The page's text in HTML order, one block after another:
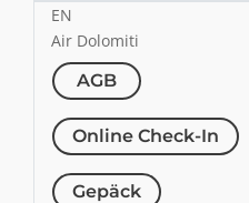
EN
Air Dolomiti
AGB
Online Check-In
Gepäck